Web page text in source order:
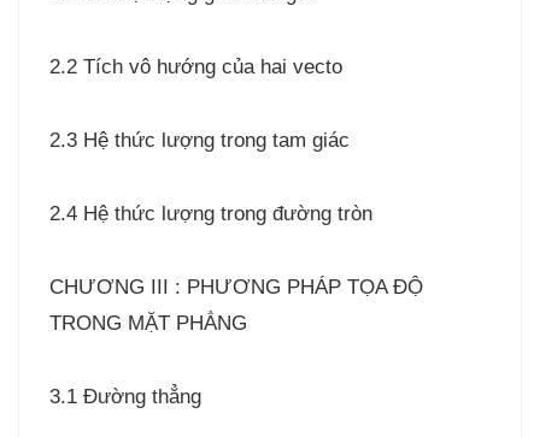
2.2 Tích vô hướng của hai vecto
2.3 Hệ thức lượng trong tam giác
2.4 Hệ thức lượng trong đường tròn
CHƯƠNG III : PHƯƠNG PHÁP TỌA ĐỘ
TRONG MẶT PHẲNG
3.1 Đường thẳng